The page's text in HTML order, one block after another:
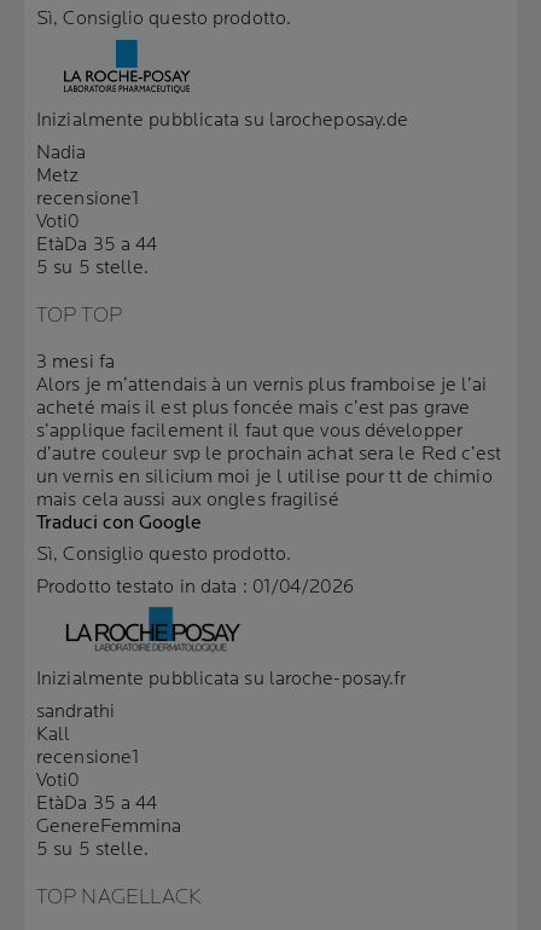
Sì, Consiglio questo prodotto.
Inizialmente pubblicata su larocheposay.de
Nadia
Metz
recensione1
Voti0
EtàDa 35 a 44
5 su 5 stelle.
TOP TOP
3 mesi fa
Alors je m’attendais à un vernis plus framboise je l’ai
acheté mais il est plus foncée mais c’est pas grave
s’applique facilement il faut que vous développer
d’autre couleur svp le prochain achat sera le Red c’est
un vernis en silicium moi je l utilise pour tt de chimio
mais cela aussi aux ongles fragilisé
Traduci con Google
Sì, Consiglio questo prodotto.
Prodotto testato in data : 01/04/2026
Inizialmente pubblicata su laroche-posay.fr
sandrathi
Kall
recensione1
Voti0
EtàDa 35 a 44
GenereFemmina
5 su 5 stelle.
TOP NAGELLACK